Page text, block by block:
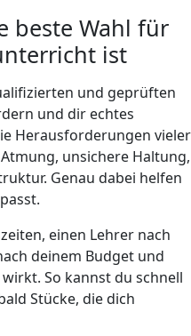
beste Wahl für
ist
und geprüften
und dir echtes
Herausforderungen vieler
unsichere Haltung,
Genau dabei helfen
einen Lehrer nach
deinem Budget und
So kannst du schnell
Stücke, die dich